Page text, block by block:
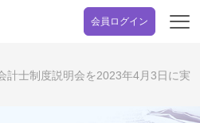
会員ログイン
開
計士制度説明会を2023年4月3日に実